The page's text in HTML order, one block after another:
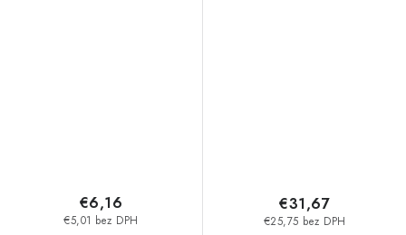
€5,01 bez DPH
€6,16
€25,75 bez DPH
€31,67